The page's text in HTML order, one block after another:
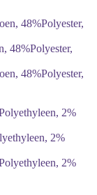
48%Polyester,
2%